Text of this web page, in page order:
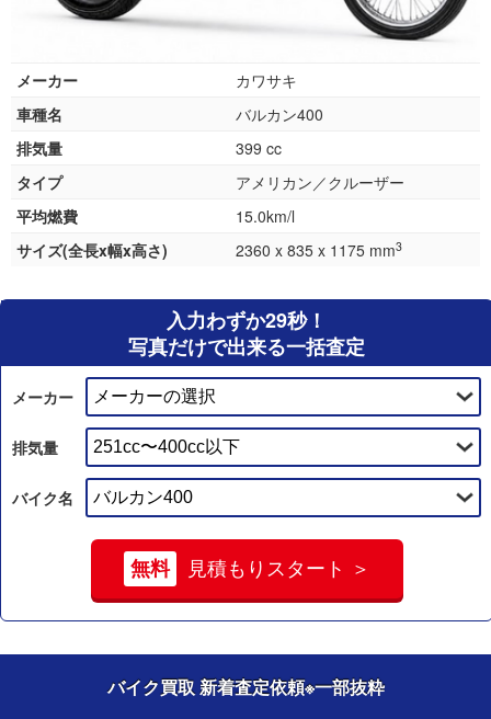
メーカー
カワサキ
車種名
バルカン400
排気量
399 cc
タイプ
アメリカン／クルーザー
平均燃費
15.0km/l
サイズ(全長x幅x高さ)
2360 x 835 x 1175 mm3
入力わずか29秒！
写真だけで出来る一括査定
メーカー
排気量
バイク名
無料 見積もりスタート ＞
バイク買取 新着査定依頼※一部抜粋